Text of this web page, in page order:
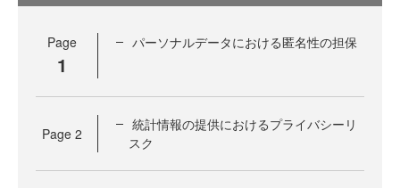
Page
1
パーソナルデータにおける匿名性の担保
Page 2
統計情報の提供におけるプライバシーリ
スク